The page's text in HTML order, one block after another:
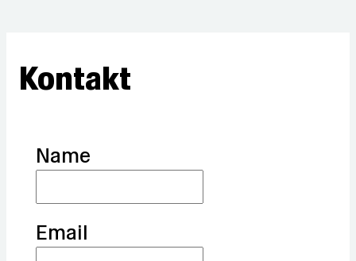
Kontakt
Name
Email